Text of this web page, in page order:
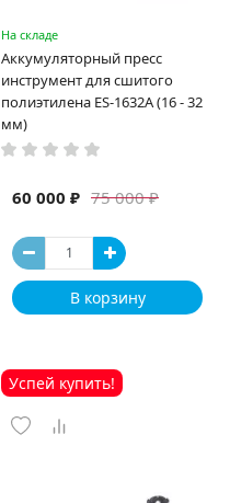
На складе
Аккумуляторный пресс
инструмент для сшитого
полиэтилена ES-1632A (16 - 32
мм)
75 000 ₽
60 000 ₽
В корзину
Успей купить!